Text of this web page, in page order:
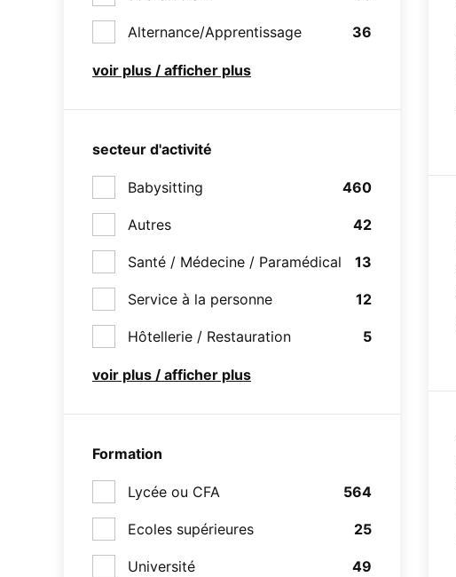
Alternance/Apprentissage 36
voir plus / afficher plus
secteur d'activité
Babysitting 460
Autres 42
Santé / Médecine / Paramédical 13
Service à la personne 12
Hôtellerie / Restauration 5
voir plus / afficher plus
Formation
Lycée ou CFA 564
Ecoles supérieures 25
Université 49